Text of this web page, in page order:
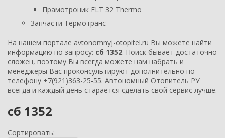
Прамотроник ELT 32 Thermo
Запчасти Термотранс
На нашем портале avtonomnyj-otopitel.ru Вы можете найти
информацию по запросу: сб 1352. Поиск бывает достаточно
сложен, поэтому Вы всегда можете нам набрать и
менеджеры Вас проконсультируют дополнительно по
телефону +7(921)363-25-55. Автономный Отопитель РУ
всегда и каждый день старается сделать свой сервис лучше.
сб 1352
Сортировать: